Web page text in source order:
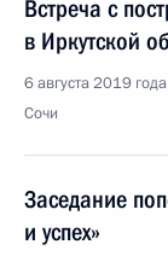
Встреча с
в Иркутской
6 августа 2019
Сочи
Заседание
и успех»